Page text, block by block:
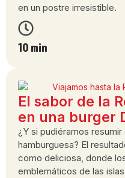
en un postre irresistible.
10 min
El sabor de la
en una burger
¿Y si pudiéramos
hamburguesa? El
como deliciosa, donde
emblemáticos de las